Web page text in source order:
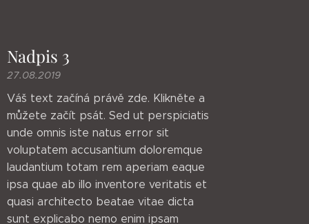
Nadpis 3
27.08.2019
Váš text začíná právě zde. Klikněte a
můžete začít psát. Sed ut perspiciatis
unde omnis iste natus error sit
voluptatem accusantium doloremque
laudantium totam rem aperiam eaque
ipsa quae ab illo inventore veritatis et
quasi architecto beatae vitae dicta
sunt explicabo nemo enim ipsam